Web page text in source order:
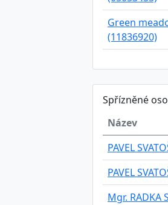
Green
(11836920)
Spřízněné
Název
PAVEL
PAVEL
Mgr. RADKA